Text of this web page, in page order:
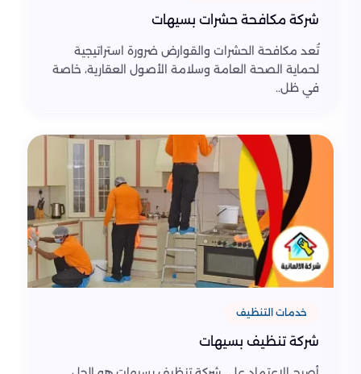
شركة مكافحة حشرات بسيهات
تُعد مكافحة الحشرات والقوارض ضرورة استراتيجية
لحماية الصحة العامة وسلامة الأصول العقارية، خاصة
في ظل..
خدمات التنظيف
شركة تنظيف بسيهات